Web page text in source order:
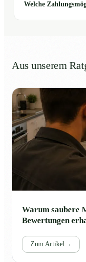
Welche
Aus unserem
Warum saubere
Bewertungen
Zum Artikel→